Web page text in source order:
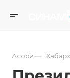
Асосӣ —